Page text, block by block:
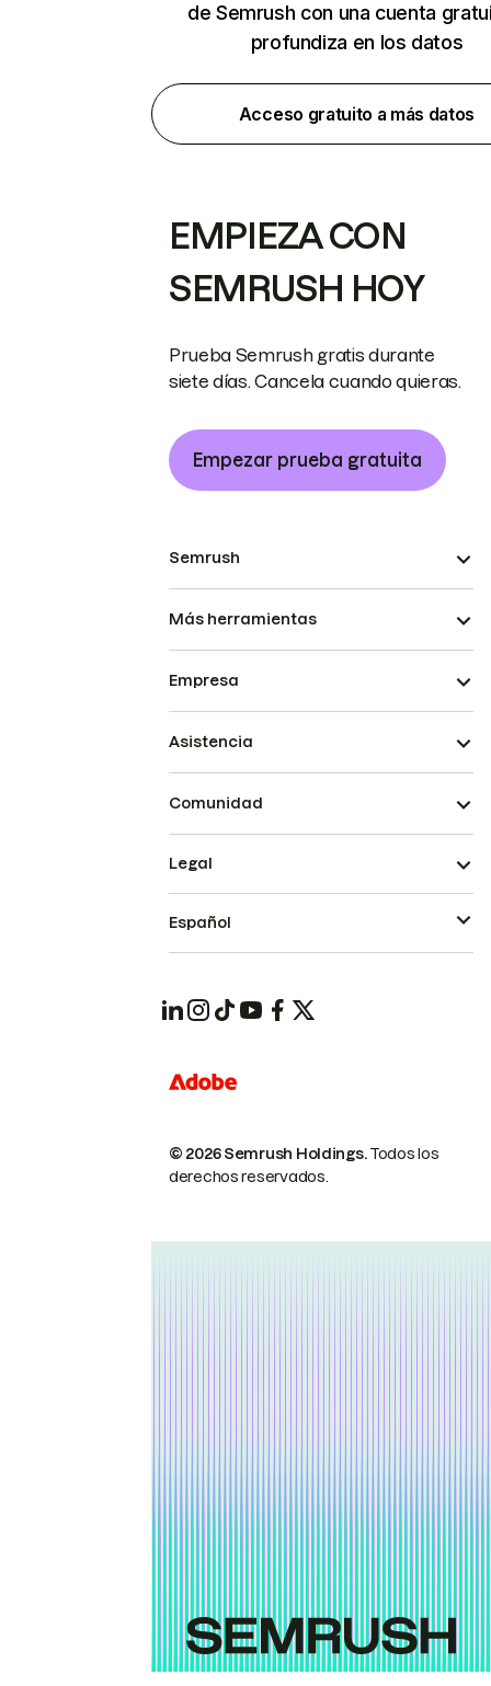
de Semrush con una cuenta
profundiza en los datos
Acceso gratuito a más datos
EMPIEZA CON
SEMRUSH HOY
Prueba Semrush gratis durante
siete días. Cancela cuando quieras.
Empezar prueba gratuita
Semrush
Más herramientas
Empresa
Asistencia
Comunidad
© 2026 Semrush Holdings.Todos los
derechos reservados.
Legal
Español